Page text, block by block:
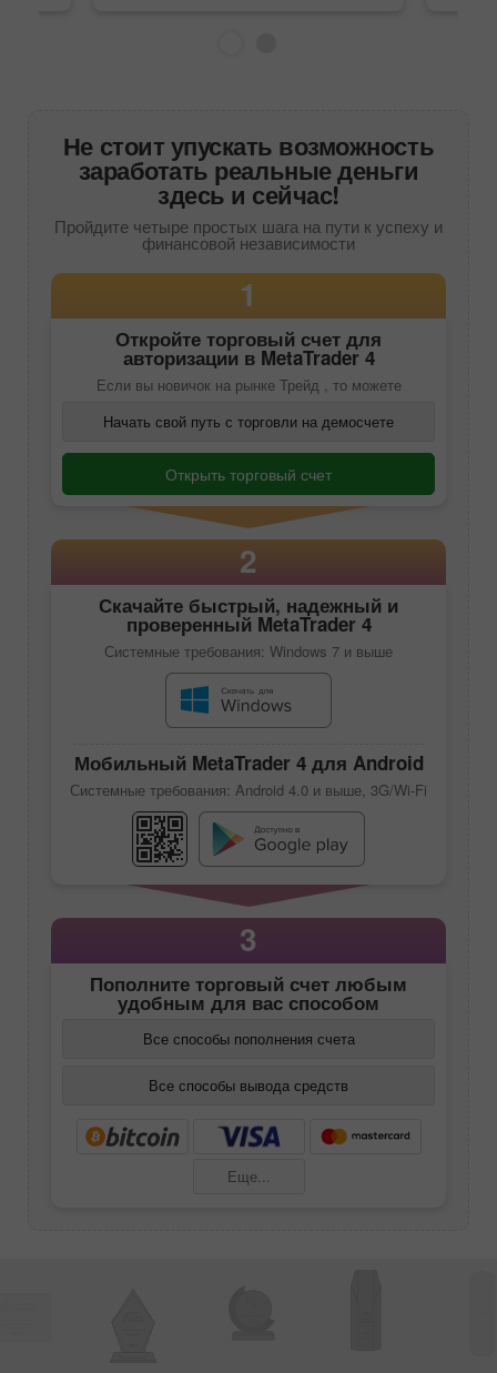
Не стоит упускать возможность
заработать реальные деньги
здесь и сейчас!
Пройдите четыре простых шага на пути к успеху и
финансовой независимости
1
Откройте торговый счет для
авторизации в MetaTrader 4
Если вы новичок на рынке Трейд , то можете
Начать свой путь с торговли на демосчете
Открыть торговый счет
2
Скачайте быстрый, надежный и
проверенный MetaTrader 4
Системные требования: Windows 7 и выше
Мобильный MetaTrader 4для Android
Системные требования: Android 4.0 и выше, 3G/Wi-Fi
3
Пополните торговый счет любым
удобным для вас способом
Все способы пополнения счета
Все способы вывода средств
Еще...